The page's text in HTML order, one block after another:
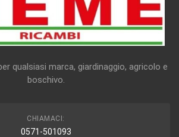
qualsiasi marca, giardinaggio, agricolo e
boschivo.
CHIAMACI:
0571-501093